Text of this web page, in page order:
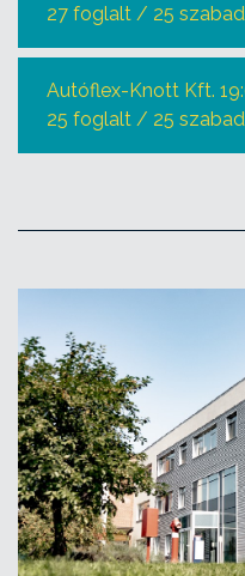
27 foglalt / 25
Autóflex-Knott Kft.
25 foglalt / 25